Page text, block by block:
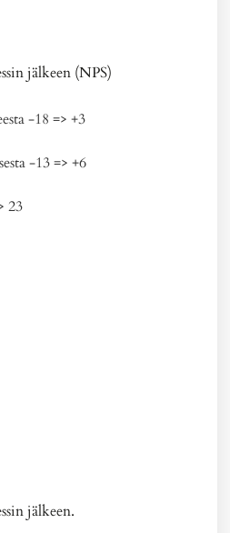
jälkeen (NPS)
-18 => +3
-13 => +6
23
jälkeen.